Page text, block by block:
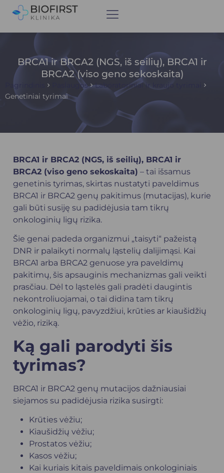
BRCA1 ir BRCA2 (NGS, iš seilių), BRCA1 ir
BRCA2 (viso geno sekoskaita)
Pagrindinis Paslaugos
Laboratoriniai ir kraujo tyrimai
Genetiniai tyrimai
BRCA1 ir BRCA2 (NGS, iš seilių), BRCA1 ir
BRCA2 (viso geno sekoskaita) – tai išsamus
genetinis tyrimas, skirtas nustatyti paveldimus
BRCA1 ir BRCA2 genų pakitimus (mutacijas), kurie
gali būti susiję su padidėjusia tam tikrų
onkologinių ligų rizika.
Šie genai padeda organizmui „taisyti“ pažeistą
DNR ir palaikyti normalų ląstelių dalijimąsi. Kai
BRCA1 arba BRCA2 genuose yra paveldimų
pakitimų, šis apsauginis mechanizmas gali veikti
prasčiau. Dėl to ląstelės gali pradėti daugintis
nekontroliuojamai, o tai didina tam tikrų
onkologinių ligų, pavyzdžiui, krūties ar kiaušidžių
vėžio, riziką.
Ką gali parodyti šis
tyrimas?
BRCA1 ir BRCA2 genų mutacijos dažniausiai
siejamos su padidėjusia rizika susirgti:
Krūties vėžiu;
Kiaušidžių vėžiu;
Prostatos vėžiu;
Kasos vėžiu;
Kai kuriais kitais paveldimais onkologiniais